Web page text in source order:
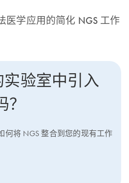
医学应用的简化 NGS 工作
验室中引入
何将 NGS 整合到您的现有工作